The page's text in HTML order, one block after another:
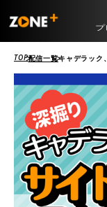
TOP配信一覧キャデラック